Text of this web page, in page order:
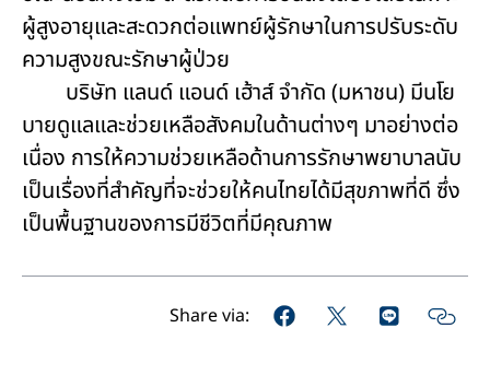
ผู้สูงอายุและสะดวกต่อแพทย์ผู้รักษาในการปรับระดับ
ความสูงขณะรักษาผู้ป่วย
บริษัท แลนด์ แอนด์ เฮ้าส์ จำกัด (มหาชน) มีนโย
บายดูแลและช่วยเหลือสังคมในด้านต่างๆ มาอย่างต่อ
เนื่อง การให้ความช่วยเหลือด้านการรักษาพยาบาลนับ
เป็นเรื่องที่สำคัญที่จะช่วยให้คนไทยได้มีสุขภาพที่ดี ซึ่ง
เป็นพื้นฐานของการมีชีวิตที่มีคุณภาพ
Share via: